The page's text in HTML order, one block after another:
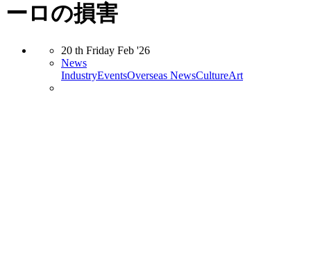
ーロの損害
20 th Friday Feb '26
News
IndustryEventsOverseas NewsCultureArt